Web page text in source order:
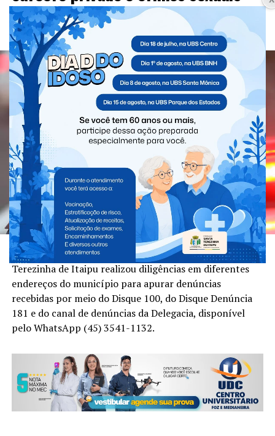
contra crianças e adolescentes em
Santa Terezinha de Itaipu
Nesta segunda-feira (3), a Polícia Civil de Santa
Terezinha de Itaipu realizou diligências em diferentes
endereços do município para apurar denúncias
recebidas por meio do Disque 100, do Disque Denúncia
181 e do canal de denúncias da Delegacia, disponível
pelo WhatsApp (45) 3541-1132.